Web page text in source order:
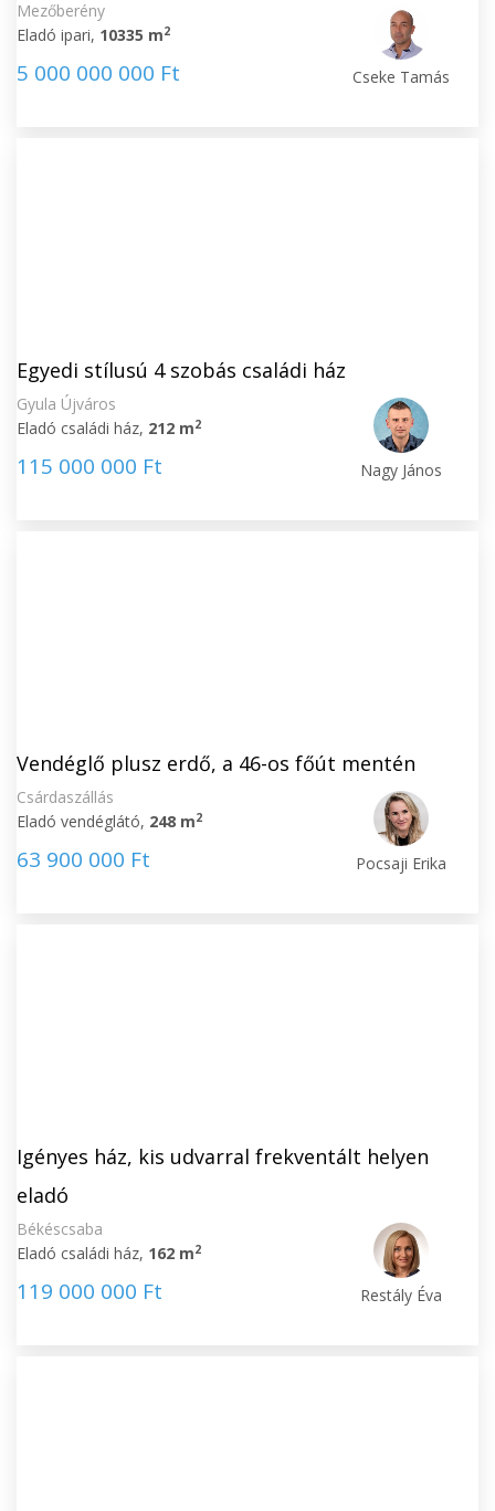
Mezőberény
Eladó ipari, 10335 m2
5 000 000 000 Ft Cseke Tamás
Egyedi stílusú 4 szobás családi ház
Gyula Újváros
Eladó családi ház, 212 m2
115 000 000 Ft Nagy János
Vendéglő plusz erdő, a 46-os főút mentén
Csárdaszállás
Eladó vendéglátó, 248 m2
63 900 000 Ft Pocsaji Erika
Igényes ház, kis udvarral frekventált helyen
eladó
Békéscsaba
Eladó családi ház, 162 m2
119 000 000 Ft Restály Éva